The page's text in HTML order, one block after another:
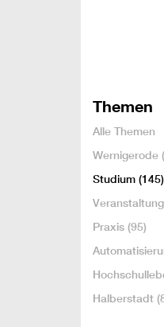
Themen
Alle Themen
Wernigerode
Studium (145)
Praxis (95)
Halberstadt